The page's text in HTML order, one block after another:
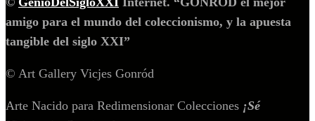
amigo para el mundo del coleccionismo, y la apuesta
tangible del siglo XXI”
© Art Gallery Vicjes Gonród
Arte Nacido para Redimensionar Colecciones ¡Sé